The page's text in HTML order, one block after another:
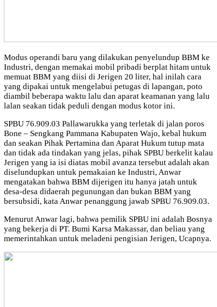
Modus operandi baru yang dilakukan penyelundup BBM ke
Industri, dengan memakai mobil pribadi berplat hitam untuk
memuat BBM yang diisi di Jerigen 20 liter, hal inilah cara
yang dipakai untuk mengelabui petugas di lapangan, poto
diambil beberapa waktu lalu dan aparat keamanan yang lalu
lalan seakan tidak peduli dengan modus kotor ini.
SPBU 76.909.03 Pallawarukka yang terletak di jalan poros
Bone – Sengkang Pammana Kabupaten Wajo, kebal hukum
dan seakan Pihak Pertamina dan Aparat Hukum tutup mata
dan tidak ada tindakan yang jelas, pihak SPBU berkelit kalau
Jerigen yang ia isi diatas mobil avanza tersebut adalah akan
diselundupkan untuk pemakaian ke Industri, Anwar
mengatakan bahwa BBM dijerigen itu hanya jatah untuk
desa-desa didaerah pegunungan dan bukan BBM yang
bersubsidi, kata Anwar penanggung jawab SPBU 76.909.03.
Menurut Anwar lagi, bahwa pemilik SPBU ini adalah Bosnya
yang bekerja di PT. Bumi Karsa Makassar, dan beliau yang
memerintahkan untuk meladeni pengisian Jerigen, Ucapnya.